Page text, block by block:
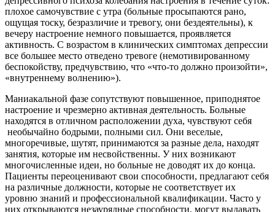
плохое самочувствие с утра (больные просыпаются рано,
ощущая тоску, безразличие и тревогу, они бездеятельны), к
вечеру настроение немного повышается, проявляется
активность. С возрастом в клинических симптомах депрессии
все большее место отведено тревоге (немотивированному
беспокойству, предчувствию, что «что-то должно произойти»,
«внутреннему волнению»).
Маниакальной фазе сопутствуют повышенное, приподнятое
настроение и чрезмерно активная деятельность. Больные
находятся в отличном расположении духа, чувствуют себя
необычайно бодрыми, полными сил. Они веселые,
многоречивые, шутят, принимаются за разные дела, находят
занятия, которые им несвойственны. У них возникают
многочисленные идеи, но больные не доводят их до конца.
Пациенты переоценивают свои способности, предлагают себя
на различные должности, которые не соответствует их
уровню знаний и профессиональной квалификации. Часто у
них открываются незаурядные способности, могут выдавать